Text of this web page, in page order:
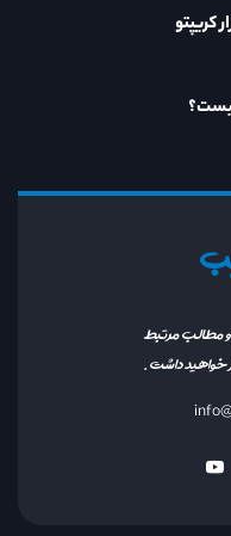
و مطالب مرتبط
خواهید داشت.
کریپتو